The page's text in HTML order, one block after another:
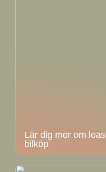
Lär dig mer om
bilköp